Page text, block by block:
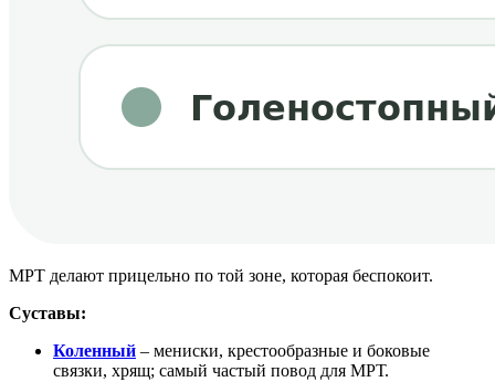
МРТ делают прицельно по той зоне, которая беспокоит.
Суставы:
Коленный – мениски, крестообразные и боковые
связки, хрящ; самый частый повод для МРТ.